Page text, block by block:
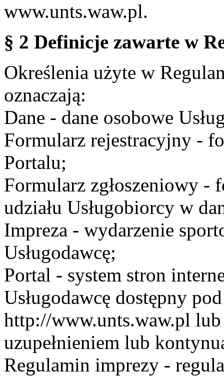
www.unts.waw.pl.
§ 2 Definicje zawarte w
Określenia użyte w
oznaczają:
Dane - dane osobowe
Formularz rejestracyjny -
Portalu;
Formularz zgłoszeniowy -
udziału Usługobiorcy w
Impreza - wydarzenie
Usługodawcę;
Portal - system stron
Usługodawcę dostępny
http://www.unts.waw.pl lub
uzupełnieniem lub
Regulamin imprezy -